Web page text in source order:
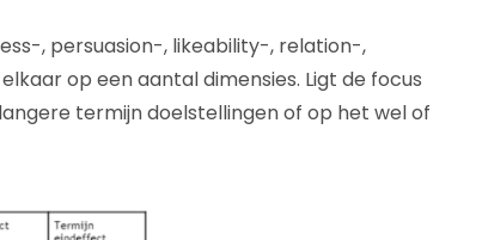
, persuasion-, likeability-, relation-,
op een aantal dimensies. Ligt de focus
termijn doelstellingen of op het wel of